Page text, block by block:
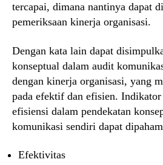
tercapai, dimana nantinya dapat
pemeriksaan kinerja organisasi.
Dengan kata lain dapat
konseptual dalam audit
dengan kinerja organisasi, yang
pada efektif dan efisien.
efisiensi dalam pendekatan
komunikasi sendiri dapat
Efektivitas